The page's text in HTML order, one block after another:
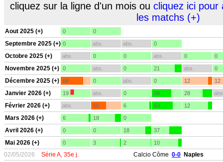
cliquez sur la ligne d'un mois ou cliquez ici pour
les matchs (+)
Aout 2025 (+) 0 0
Septembre 2025 (+) 0 abs. abs. 0
Octobre 2025 (+) abs. 0 0 abs. 0 0
Novembre 2025 (+) 0 abs. 0 21 abs. 0
Décembre 2025 (+) 68 0 abs. 0 12 12
Janvier 2026 (+) 19 abs. 0 58 28
Février 2026 (+) abs. 60 6 63 12
Mars 2026 (+) 6 18 0
Avril 2026 (+) 0 0 18 37
Mai 2026 (+) 0 3 2 10
02/05/2026 Série A, 35e j. Calcio Côme 0-0 Naples